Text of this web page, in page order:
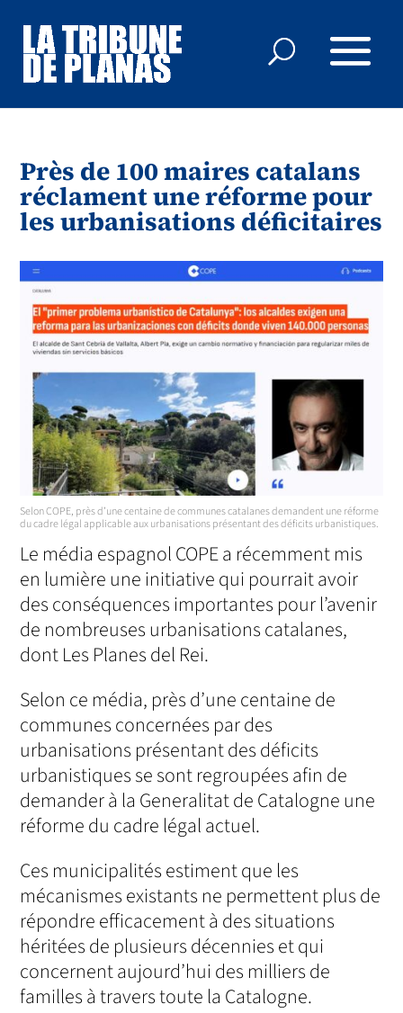
Près de 100 maires catalans
réclament une réforme pour
les urbanisations déficitaires
Selon COPE, près d’une centaine de communes catalanes demandent une réforme
du cadre légal applicable aux urbanisations présentant des déficits urbanistiques.
Le média espagnol COPE a récemment mis
en lumière une initiative qui pourrait avoir
des conséquences importantes pour l’avenir
de nombreuses urbanisations catalanes,
dont Les Planes del Rei.
Selon ce média, près d’une centaine de
communes concernées par des
urbanisations présentant des déficits
urbanistiques se sont regroupées afin de
demander à la Generalitat de Catalogne une
réforme du cadre légal actuel.
Ces municipalités estiment que les
mécanismes existants ne permettent plus de
répondre efficacement à des situations
héritées de plusieurs décennies et qui
concernent aujourd’hui des milliers de
familles à travers toute la Catalogne.